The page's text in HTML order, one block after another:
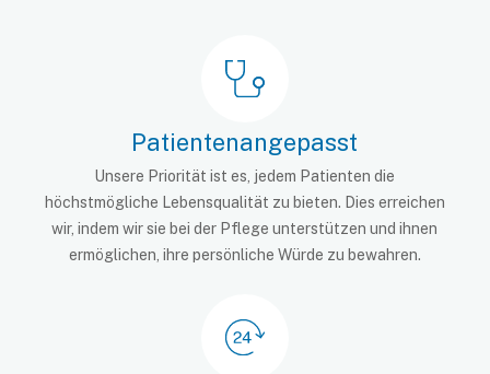
Patientenangepasst
Unsere Priorität ist es, jedem Patienten die
höchstmögliche Lebensqualität zu bieten. Dies erreichen
wir, indem wir sie bei der Pflege unterstützen und ihnen
ermöglichen, ihre persönliche Würde zu bewahren.